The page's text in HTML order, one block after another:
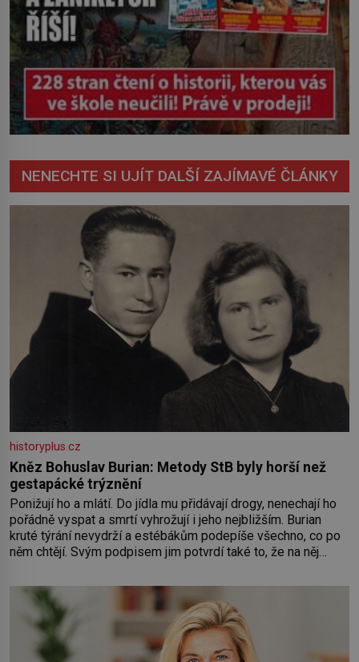
NENECHTE SI UJÍT DALŠÍ ZAJÍMAVÉ ČLÁNKY
historyplus.cz
Kněz Bohuslav Burian: Metody StB byly horší než
gestapácké trýznění
Ponižují ho a mlátí. Do jídla mu přidávají drogy, nenechají ho
pořádně vyspat a smrtí vyhrožují i jeho nejbližším. Burian
kruté týrání nevydrží a estébákům podepíše všechno, co po
něm chtějí. Svým podpisem jim potvrdí také to, že na něj
Syn brněnského řezníka chce být knězem a